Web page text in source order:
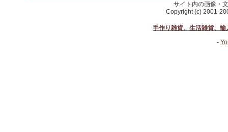
サイト内の画像・
Copyright (c) 2001-
手作り雑貨、生活雑貨、
-